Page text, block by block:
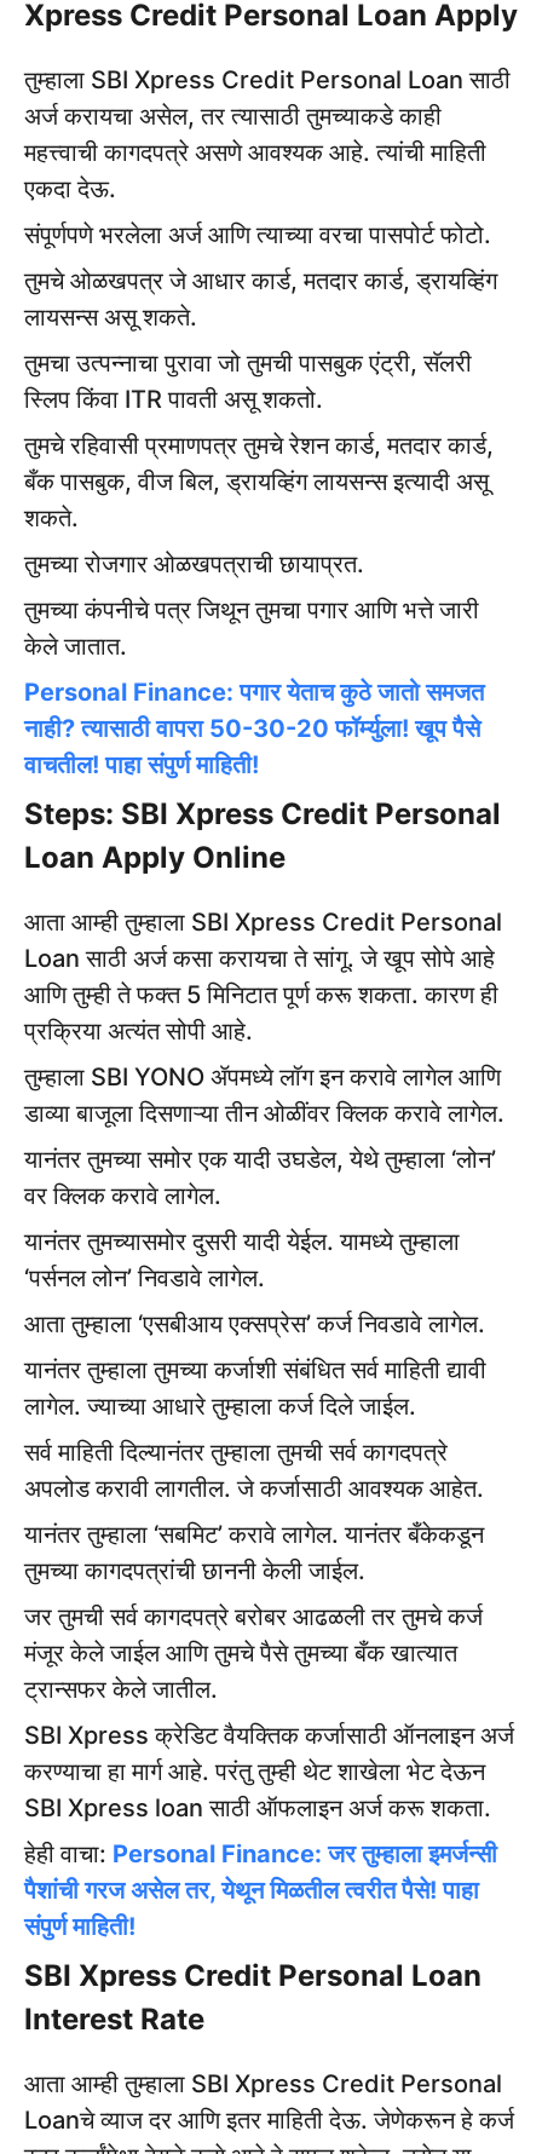
Xpress Credit Personal Loan Apply
तुम्हाला SBI Xpress Credit Personal Loan साठी
अर्ज करायचा असेल, तर त्यासाठी तुमच्याकडे काही
महत्त्वाची कागदपत्रे असणे आवश्यक आहे. त्यांची माहिती
एकदा देऊ.
संपूर्णपणे भरलेला अर्ज आणि त्याच्या वरचा पासपोर्ट फोटो.
तुमचे ओळखपत्र जे आधार कार्ड, मतदार कार्ड, ड्रायव्हिंग
लायसन्स असू शकते.
तुमचा उत्पन्नाचा पुरावा जो तुमची पासबुक एंट्री, सॅलरी
स्लिप किंवा ITR पावती असू शकतो.
तुमचे रहिवासी प्रमाणपत्र तुमचे रेशन कार्ड, मतदार कार्ड,
बँक पासबुक, वीज बिल, ड्रायव्हिंग लायसन्स इत्यादी असू
शकते.
तुमच्या रोजगार ओळखपत्राची छायाप्रत.
तुमच्या कंपनीचे पत्र जिथून तुमचा पगार आणि भत्ते जारी
केले जातात.
Personal Finance: पगार येताच कुठे जातो समजत
नाही? त्यासाठी वापरा 50-30-20 फॉर्म्युला! खूप पैसे
वाचतील! पाहा संपुर्ण माहिती!
Steps: SBI Xpress Credit Personal
Loan Apply Online
आता आम्ही तुम्हाला SBI Xpress Credit Personal
Loan साठी अर्ज कसा करायचा ते सांगू. जे खूप सोपे आहे
आणि तुम्ही ते फक्त 5 मिनिटात पूर्ण करू शकता. कारण ही
प्रक्रिया अत्यंत सोपी आहे.
तुम्हाला SBI YONO ॲपमध्ये लॉग इन करावे लागेल आणि
डाव्या बाजूला दिसणाऱ्या तीन ओळींवर क्लिक करावे लागेल.
यानंतर तुमच्या समोर एक यादी उघडेल, येथे तुम्हाला ‘लोन’
वर क्लिक करावे लागेल.
यानंतर तुमच्यासमोर दुसरी यादी येईल. यामध्ये तुम्हाला
‘पर्सनल लोन’ निवडावे लागेल.
आता तुम्हाला ‘एसबीआय एक्सप्रेस’ कर्ज निवडावे लागेल.
यानंतर तुम्हाला तुमच्या कर्जाशी संबंधित सर्व माहिती द्यावी
लागेल. ज्याच्या आधारे तुम्हाला कर्ज दिले जाईल.
सर्व माहिती दिल्यानंतर तुम्हाला तुमची सर्व कागदपत्रे
अपलोड करावी लागतील. जे कर्जासाठी आवश्यक आहेत.
यानंतर तुम्हाला ‘सबमिट’ करावे लागेल. यानंतर बँकेकडून
तुमच्या कागदपत्रांची छाननी केली जाईल.
जर तुमची सर्व कागदपत्रे बरोबर आढळली तर तुमचे कर्ज
मंजूर केले जाईल आणि तुमचे पैसे तुमच्या बँक खात्यात
ट्रान्सफर केले जातील.
SBI Xpress क्रेडिट वैयक्तिक कर्जासाठी ऑनलाइन अर्ज
करण्याचा हा मार्ग आहे. परंतु तुम्ही थेट शाखेला भेट देऊन
SBI Xpress loan साठी ऑफलाइन अर्ज करू शकता.
हेही वाचा: Personal Finance: जर तुम्हाला इमर्जन्सी
पैशांची गरज असेल तर, येथून मिळतील त्वरीत पैसे! पाहा
संपुर्ण माहिती!
SBI Xpress Credit Personal Loan
Interest Rate
आता आम्ही तुम्हाला SBI Xpress Credit Personal
Loanचे व्याज दर आणि इतर माहिती देऊ. जेणेकरून हे कर्ज